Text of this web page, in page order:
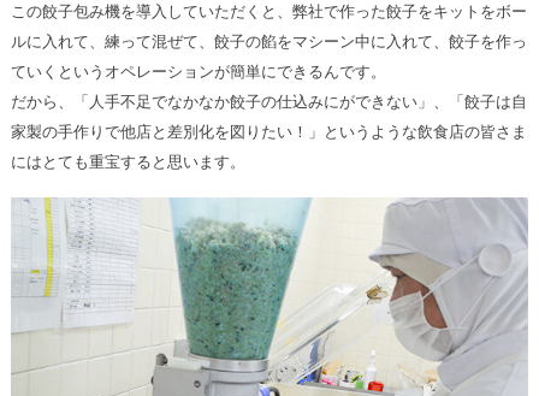
この餃子包み機を導入していただくと、弊社で作った餃子をキットをボー
ルに入れて、練って混ぜて、餃子の餡をマシーン中に入れて、餃子を作っ
ていくというオペレーションが簡単にできるんです。
だから、「人手不足でなかなか餃子の仕込みにができない」、「餃子は自
家製の手作りで他店と差別化を図りたい！」というような飲食店の皆さま
にはとても重宝すると思います。